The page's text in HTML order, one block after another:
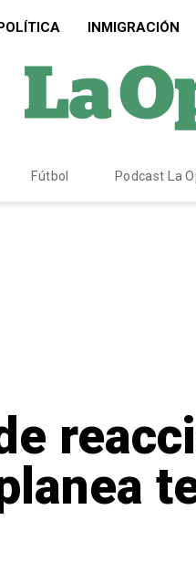
INMIGRACIÓN
Fútbol Podcast La